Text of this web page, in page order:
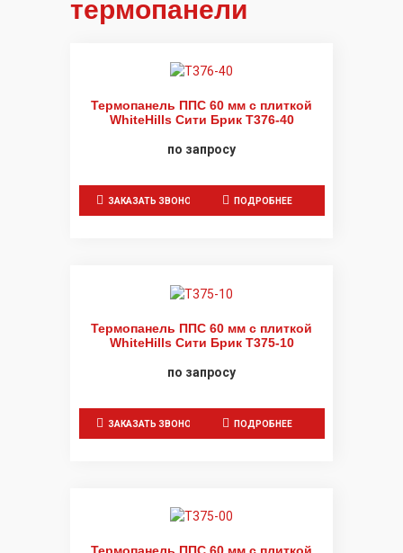
термопанели
Термопанель ППС 60 мм с плиткой
WhiteHills Сити Брик Т376-40
по запросу
ЗАКАЗАТЬ ЗВОНОК ПОДРОБНЕЕ
Термопанель ППС 60 мм с плиткой
WhiteHills Сити Брик Т375-10
по запросу
ЗАКАЗАТЬ ЗВОНОК ПОДРОБНЕЕ